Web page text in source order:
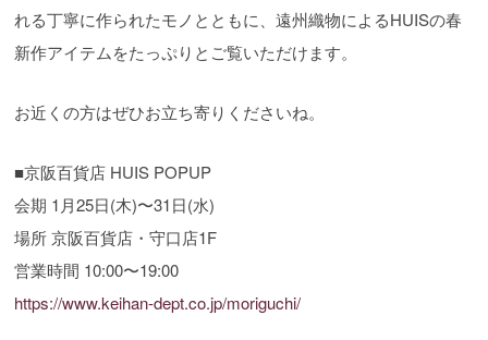
れる丁寧に作られたモノとともに、遠州織物によるHUISの春
新作アイテムをたっぷりとご覧いただけます。
お近くの方はぜひお立ち寄りくださいね。
■京阪百貨店 HUIS POPUP
会期 1月25日(木)〜31日(水)
場所 京阪百貨店・守口店1F
営業時間 10:00〜19:00
https://www.keihan-dept.co.jp/moriguchi/